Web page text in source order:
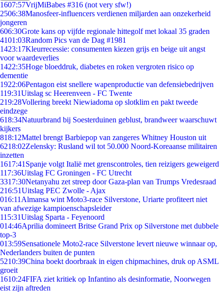
1607:57VrijMiBabes #316 (not very sfw!)
2506:38Manosfeer-influencers verdienen miljarden aan onzekerheid
jongeren
606:30Grote kans op vijfde regionale hittegolf met lokaal 35 graden
4101:03Random Pics van de Dag #1981
1423:17Kleurrecessie: consumenten kiezen grijs en beige uit angst
voor waardeverlies
1422:35Hoge bloeddruk, diabetes en roken vergroten risico op
dementie
1922:06Pentagon eist snellere wapenproductie van defensiebedrijven
119:31Uitslag sc Heerenveen - FC Twente
219:28Vollering breekt Niewiadoma op slotklim en pakt tweede
eindzege
618:34Natuurbrand bij Soesterduinen geblust, brandweer waarschuwt
kijkers
818:12Mattel brengt Barbiepop van zangeres Whitney Houston uit
6218:02Zelensky: Rusland wil tot 50.000 Noord-Koreaanse militairen
inzetten
1617:41 Spanje volgt Italië met grenscontroles, tien reizigers geweigerd
117:36Uitslag FC Groningen - FC Utrecht
3317:30Netanyahu zet streep door Gaza-plan van Trumps Vredesraad
216:51Uitslag PEC Zwolle - Ajax
016:11 Almansa wint Moto3-race Silverstone, Uriarte profiteert niet
van afwezige kampioenschapsleider
115:31Uitslag Sparta - Feyenoord
014:46Aprilia domineert Britse Grand Prix op Silverstone met dubbele
top-3
013:59Sensationele Moto2-race Silverstone levert nieuwe winnaar op,
Nederlanders buiten de punten
5210:39China boekt doorbraak in eigen chipmachines, druk op ASML
groeit
1610:24FIFA ziet kritiek op Infantino als desinformatie, Noorwegen
eist zijn aftreden